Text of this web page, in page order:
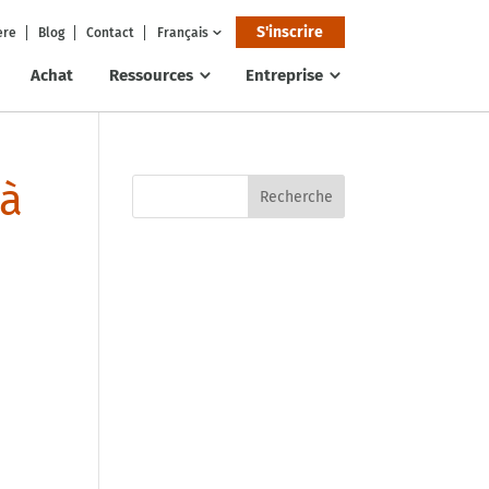
Blog Contact Français S'inscrire
Achat Ressources Entreprise